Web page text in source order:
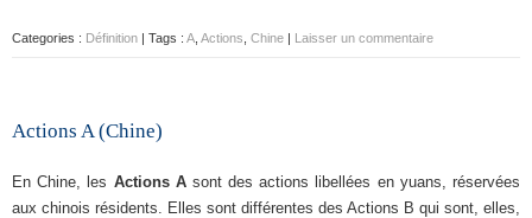
Categories : Définition | Tags : A Actions Chine | Laisser un commentaire
Actions A (Chine)
En Chine, les Actions Asont des actions libellées en yuans, réservées
aux chinois résidents. Elles sont différentes des Actions B qui sont, elles,